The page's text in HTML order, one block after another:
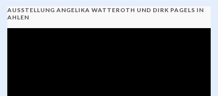
AUSSTELLUNG ANGELIKA WATTEROTH UND DIRK PAGELS IN
AHLEN